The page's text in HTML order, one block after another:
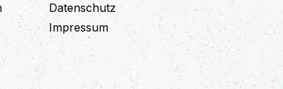
Datenschutz
Impressum